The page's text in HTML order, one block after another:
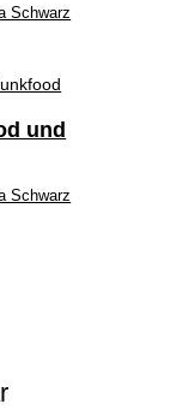
Schwarz
und
Schwarz